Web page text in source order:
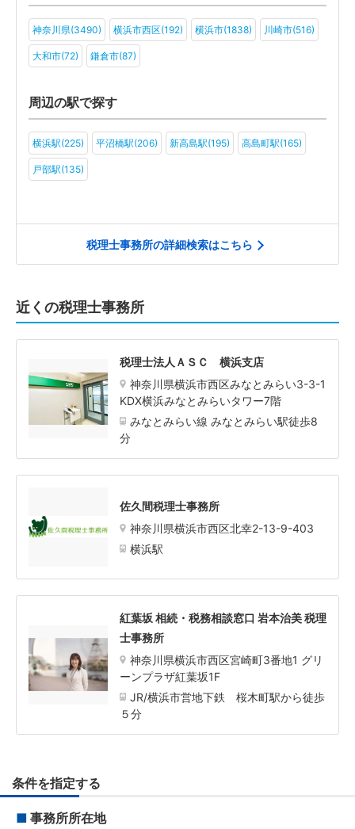
社会福祉法人(4) 医療法人(9) ＮＰＯ法人(5) 学校法人(5)
一般社団法人(7) その他(9)
神奈川県(3490) 横浜市西区(192) 横浜市(1838) 川崎市(516)
大和市(72) 鎌倉市(87)
周辺の駅で探す
横浜駅(225) 平沼橋駅(206) 新高島駅(195) 高島町駅(165)
戸部駅(135)
税理士事務所の詳細検索はこちら
近くの税理士事務所
税理士法人ＡＳＣ 横浜支店
神奈川県横浜市西区みなとみらい3-3-1
KDX横浜みなとみらいタワー7階
みなとみらい線 みなとみらい駅徒歩8
分
佐久間税理士事務所
神奈川県横浜市西区北幸2-13-9-403
横浜駅
紅葉坂 相続・税務相談窓口 岩本治美 税理
士事務所
神奈川県横浜市西区宮崎町3番地1 グリ
ーンプラザ紅葉坂1F
JR/横浜市営地下鉄 桜木町駅から徒歩
５分
条件を指定する
■ 事務所所在地